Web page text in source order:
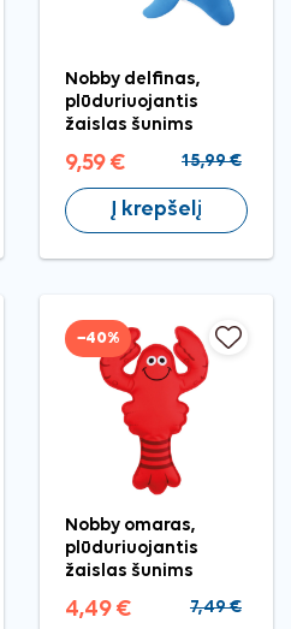
Nobby delfinas,
plūduriuojantis
žaislas šunims
9,59 € 15,99 €
Į krepšelį
−40%
Nobby omaras,
plūduriuojantis
žaislas šunims
4,49 € 7,49 €